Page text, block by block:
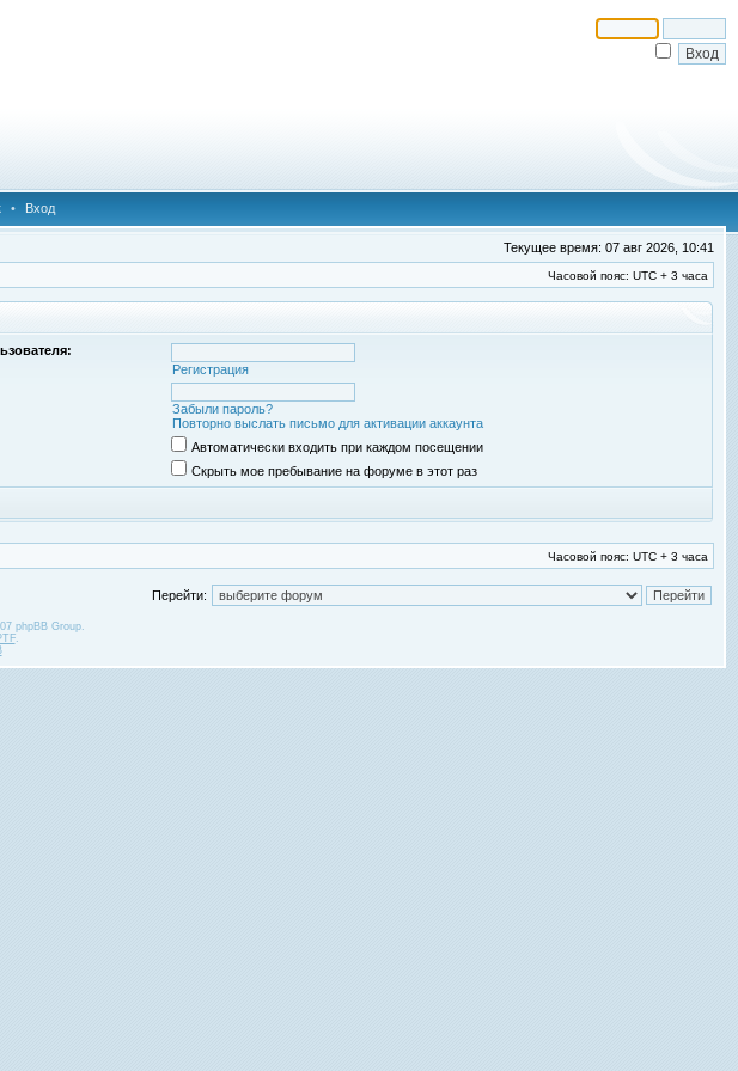
• Вход
Текущее время: 07 авг 2026, 10:41
Часовой пояс: UTC + 3 часа
Регистрация
Забыли пароль?
Повторно выслать письмо для активации аккаунта
Автоматически входить при каждом посещении
Скрыть мое пребывание на форуме в этот раз
Часовой пояс: UTC + 3 часа
Перейти:
phpBB Group.
.